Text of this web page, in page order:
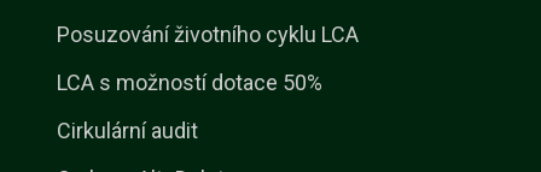
Posuzování životního cyklu LCA
LCA s možností dotace 50%
Cirkulární audit